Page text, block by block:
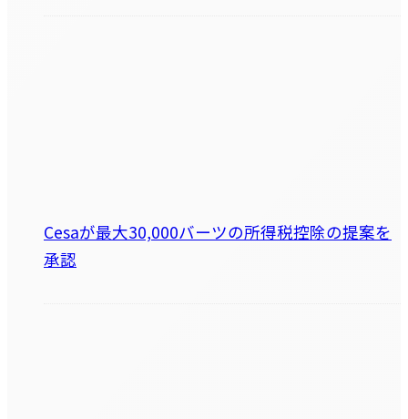
Cesaが最大30,000バーツの所得税控除の提案を
承認